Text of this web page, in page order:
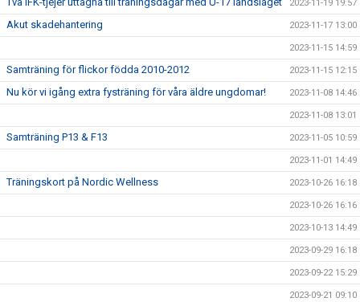
2023-11-19 19:57
Akut skadehantering 2023-11-17 13:00
2023-11-15 14:59
Samträning för flickor födda 2010-2012 2023-11-15 12:15
Nu kör vi igång extra fysträning för våra äldre ungdomar! 2023-11-08 14:46
2023-11-08 13:01
Samträning P13 & F13 2023-11-05 10:59
2023-11-01 14:49
Träningskort på Nordic Wellness 2023-10-26 16:18
2023-10-26 16:16
2023-10-13 14:49
2023-09-29 16:18
2023-09-22 15:29
2023-09-21 09:10